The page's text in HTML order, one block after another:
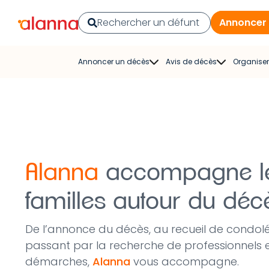
Annoncer un décès Avis de décès
Courrier Picard
L’Union
Aisne Nouvelle
L’Ardennais
Alanna accompagne
familles autour du
De l’annonce du décès, au recueil de
passant par la recherche de professionnels
démarches, Alanna vous accompagne.